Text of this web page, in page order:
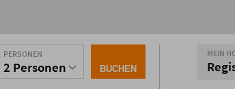
PERSONEN
2 Personen BUCHEN
MEIN